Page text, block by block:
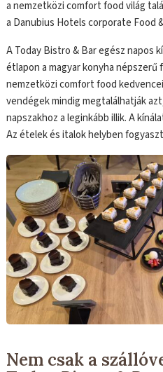
a nemzetközi comfort food világ
a Danubius Hotels corporate Food
A Today Bistro & Bar egész napos
étlapon a magyar konyha népszerű
nemzetközi comfort food
vendégek mindig megtalálhatják
napszakhoz a leginkább illik. A
Az ételek és italok helyben
Nem csak a